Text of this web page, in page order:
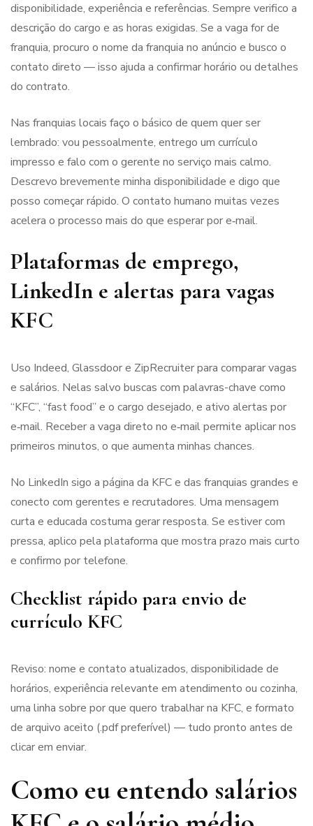
disponibilidade, experiência e referências. Sempre verifico a
descrição do cargo e as horas exigidas. Se a vaga for de
franquia, procuro o nome da franquia no anúncio e busco o
contato direto — isso ajuda a confirmar horário ou detalhes
do contrato.
Nas franquias locais faço o básico de quem quer ser
lembrado: vou pessoalmente, entrego um currículo
impresso e falo com o gerente no serviço mais calmo.
Descrevo brevemente minha disponibilidade e digo que
posso começar rápido. O contato humano muitas vezes
acelera o processo mais do que esperar por e‑mail.
Plataformas de emprego,
LinkedIn e alertas para vagas
KFC
Uso Indeed, Glassdoor e ZipRecruiter para comparar vagas
e salários. Nelas salvo buscas com palavras-chave como
“KFC”, “fast food” e o cargo desejado, e ativo alertas por
e‑mail. Receber a vaga direto no e‑mail permite aplicar nos
primeiros minutos, o que aumenta minhas chances.
No LinkedIn sigo a página da KFC e das franquias grandes e
conecto com gerentes e recrutadores. Uma mensagem
curta e educada costuma gerar resposta. Se estiver com
pressa, aplico pela plataforma que mostra prazo mais curto
e confirmo por telefone.
Checklist rápido para envio de
currículo KFC
Reviso: nome e contato atualizados, disponibilidade de
horários, experiência relevante em atendimento ou cozinha,
uma linha sobre por que quero trabalhar na KFC, e formato
de arquivo aceito (.pdf preferível) — tudo pronto antes de
clicar em enviar.
Como eu entendo salários